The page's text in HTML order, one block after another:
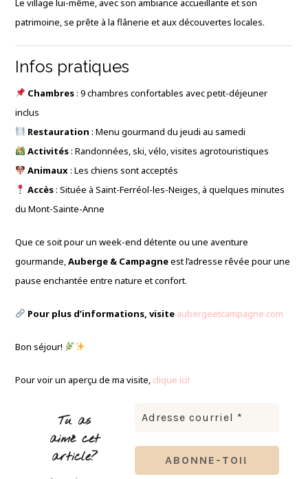
Le village lui-même, avec son ambiance accueillante et son
patrimoine, se prête à la flânerie et aux découvertes locales.
Infos pratiques
Chambres: 9 chambres confortables avec petit-déjeuner
inclus
Restauration : Menu gourmand du jeudi au samedi
Activités: Randonnées, ski, vélo, visites agrotouristiques
Animaux: Les chiens sont acceptés
Accès: Située à Saint-Ferréol-les-Neiges, à quelques minutes
du Mont-Sainte-Anne
Que ce soit pour un week-end détente ou une aventure
gourmande,Auberge & Campagneest l’adresse rêvée pour une
pause enchantée entre nature et confort.
Pour plus d’informations, visite aubergeetcampagne.com
Bon séjour!
Pour voir un aperçu de ma visite, clique ici!
Tu as
aimé cet
article?